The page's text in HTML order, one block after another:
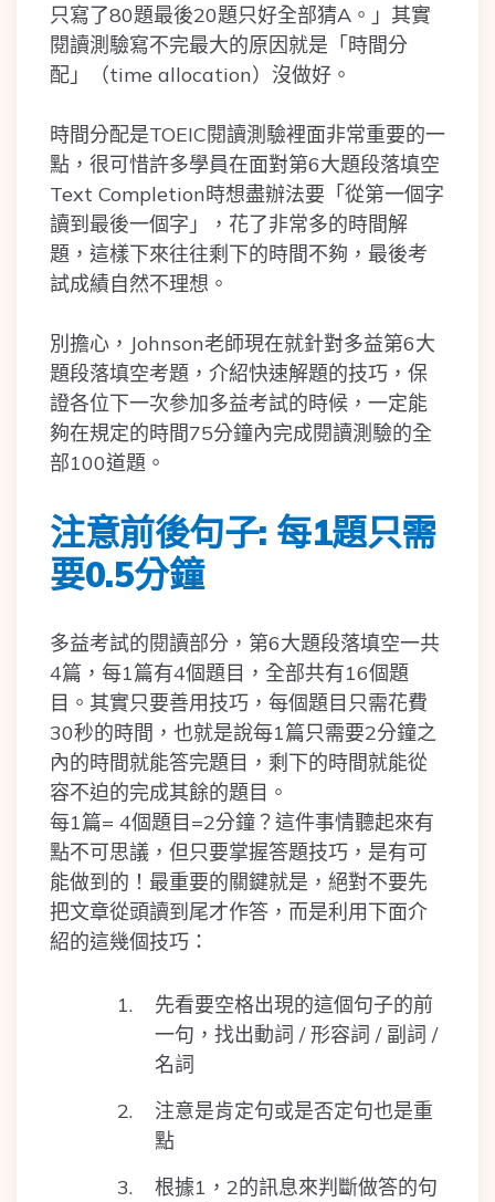
只寫了80題最後20題只好全部猜A。」其實
閱讀測驗寫不完最大的原因就是「時間分
配」（time allocation）沒做好。
時間分配是TOEIC閱讀測驗裡面非常重要的一
點，很可惜許多學員在面對第6大題段落填空
Text Completion時想盡辦法要「從第一個字
讀到最後一個字」，花了非常多的時間解
題，這樣下來往往剩下的時間不夠，最後考
試成績自然不理想。
別擔心，Johnson老師現在就針對多益第6大
題段落填空考題，介紹快速解題的技巧，保
證各位下一次參加多益考試的時候，一定能
夠在規定的時間75分鐘內完成閱讀測驗的全
部100道題。
注意前後句子: 每1題只需
要0.5分鐘
多益考試的閱讀部分，第6大題段落填空一共
4篇，每1篇有4個題目，全部共有16個題
目。其實只要善用技巧，每個題目只需花費
30秒的時間，也就是說每1篇只需要2分鐘之
內的時間就能答完題目，剩下的時間就能從
容不迫的完成其餘的題目。
每1篇= 4個題目=2分鐘？這件事情聽起來有
點不可思議，但只要掌握答題技巧，是有可
能做到的！最重要的關鍵就是，絕對不要先
把文章從頭讀到尾才作答，而是利用下面介
紹的這幾個技巧：
先看要空格出現的這個句子的前
一句，找出動詞 / 形容詞 / 副詞 /
名詞
注意是肯定句或是否定句也是重
點
根據1，2的訊息來判斷做答的句